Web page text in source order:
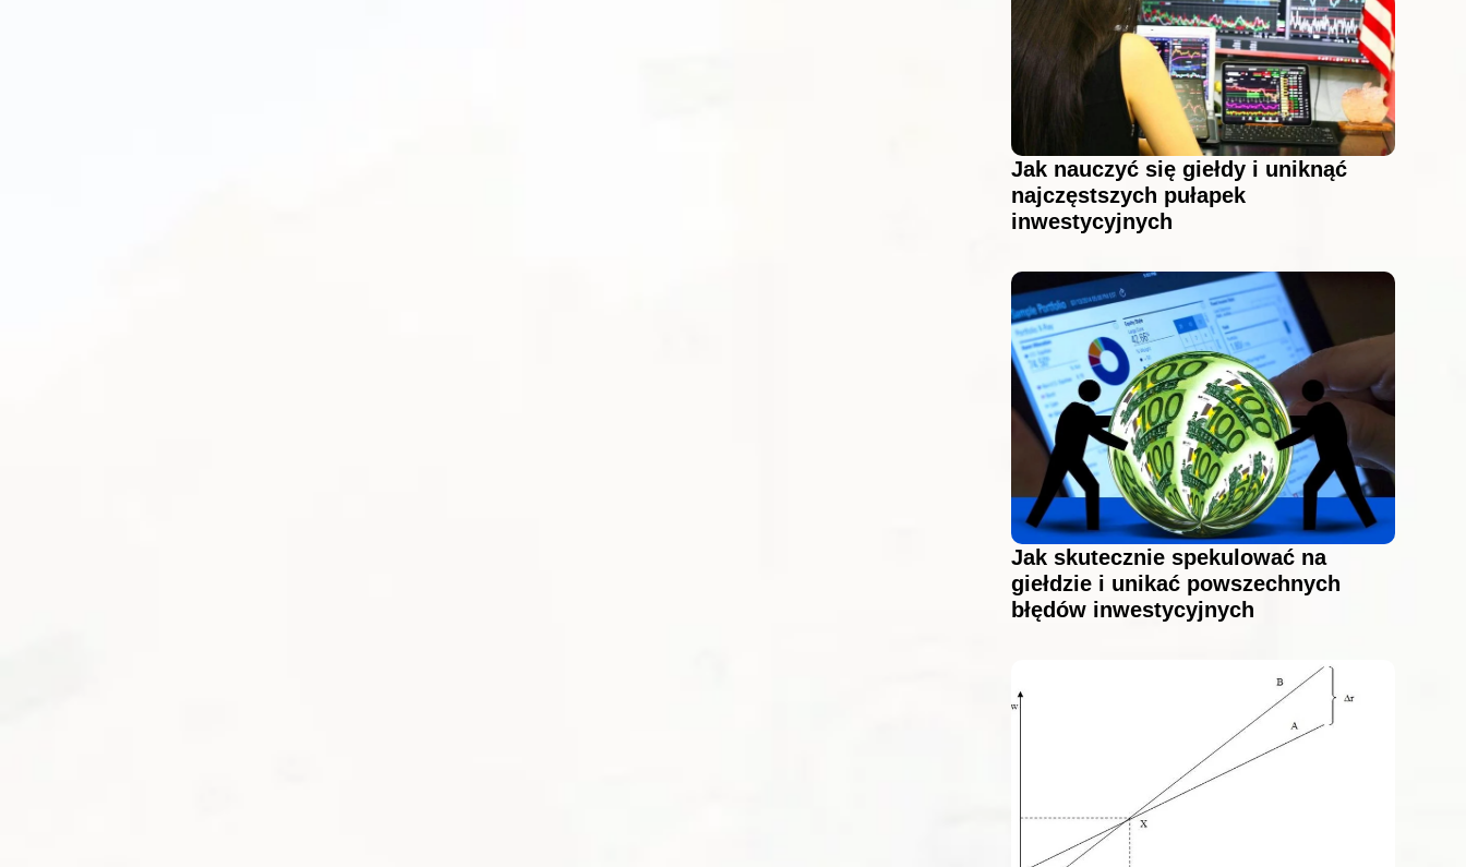
Jak nauczyć się giełdy i uniknąć
najczęstszych pułapek
inwestycyjnych
Jak skutecznie spekulować na
giełdzie i unikać powszechnych
błędów inwestycyjnych